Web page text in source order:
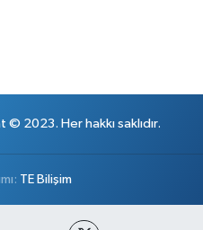
© 2023. Her hakkı saklıdır.
TE Bilişim